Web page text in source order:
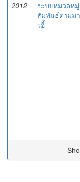
2012
ระบบหมวดห
สัมพันธ์ตามม
วอี้